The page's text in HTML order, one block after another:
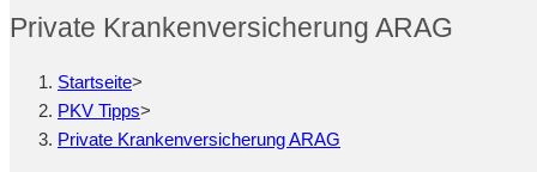
Private Krankenversicherung ARAG
Startseite>
PKV Tipps>
Private Krankenversicherung ARAG